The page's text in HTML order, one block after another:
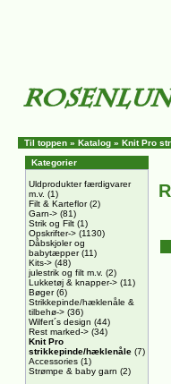
Til toppen » Katalog » Knit Pro
Kategorier
Uldprodukter færdigvarer
m.v. (1)
Filt & Karteflor(2)
Garn-> (81)
Strik og Filt (1)
Opskrifter-> (1130)
Dåbskjoler og
babytæpper(11)
Kits-> (48)
julestrik og filt m.v. (2)
Lukketøj & knapper-> (11)
Bøger(6)
Strikkepinde/hæklenåle &
tilbehø-> (36)
Wilfert´s design (44)
Rest marked-> (34)
Knit Pro
strikkepinde/hæklenåle (7)
Accessories (1)
Strømpe & baby garn (2)